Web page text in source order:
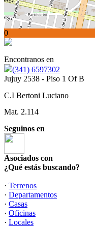
0
Encontranos en
(341) 6597302
Jujuy 2538 - Piso 1 Of B
C.I Bertoni Luciano
Mat. 2.114
Seguinos en
Asociados con
¿Qué estás buscando?
· Terrenos
· Departamentos
· Casas
· Oficinas
· Locales